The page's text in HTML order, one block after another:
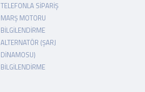
TELEFONLA SIPARIŞ
MARŞ MOTORU
BILGILENDIRME
ALTERNATÖR (ŞARJ
DINAMOSU)
BILGILENDIRME